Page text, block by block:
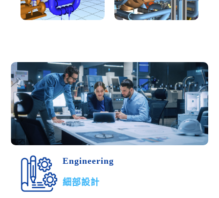
Engineering
細部設計